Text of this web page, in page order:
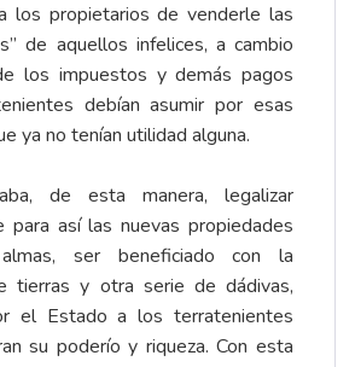
los propietarios de venderle las
de aquellos infelices, a cambio
los impuestos y demás pagos
debían asumir por esas
ya no tenían utilidad alguna.
de esta manera, legalizar
para así las nuevas propiedades
ser beneficiado con la
tierras y otra serie de dádivas,
el Estado a los terratenientes
su poderío y riqueza. Con esta